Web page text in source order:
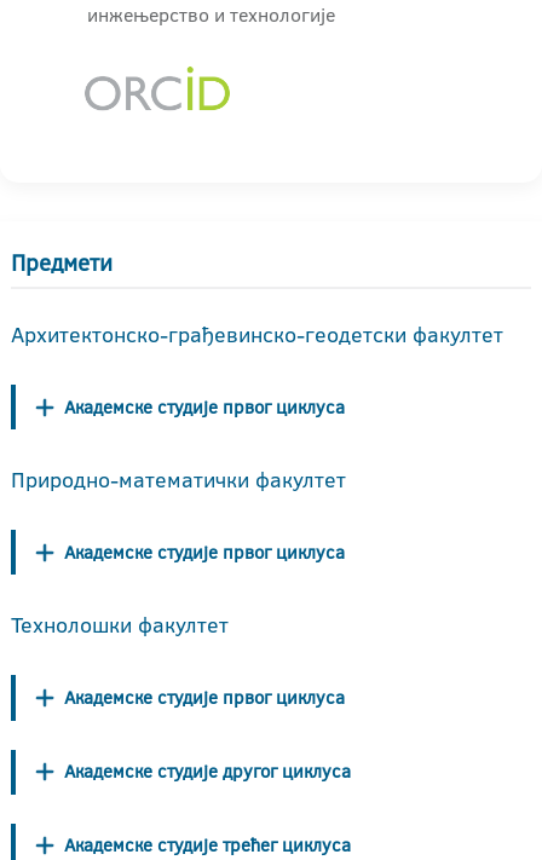
инжењерство и технологије
Предмети
Архитектонско-грађевинско-геодетски факултет
Академске студије првог циклуса
Природно-математички факултет
Академске студије првог циклуса
Технолошки факултет
Академске студије првог циклуса
Академске студије другог циклуса
Академске студије трећег циклуса